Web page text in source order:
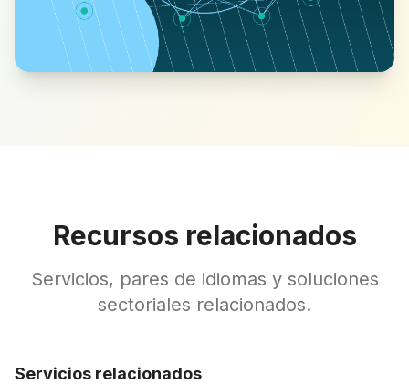
Recursos relacionados
Servicios, pares de idiomas y soluciones
sectoriales relacionados.
Servicios relacionados